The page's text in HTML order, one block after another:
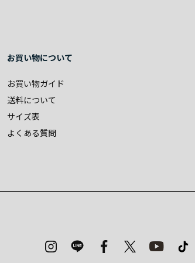
お買い物について
お買い物ガイド
送料について
サイズ表
よくある質問